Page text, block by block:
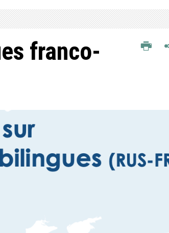
franco-